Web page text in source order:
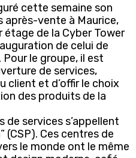
cette semaine son
après-vente à Maurice,
étage de la Cyber Tower
de celui de
le groupe, il est
de services,
client et d’offir le choix
des produits de la
de services s’appellent
(CSP). Ces centres de
le monde ont le même